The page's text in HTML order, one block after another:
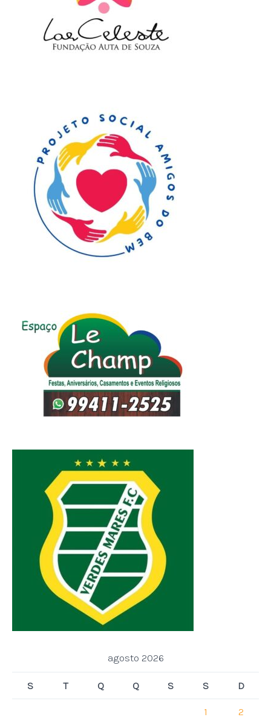
agosto 2026
S T Q Q S S D
1 2